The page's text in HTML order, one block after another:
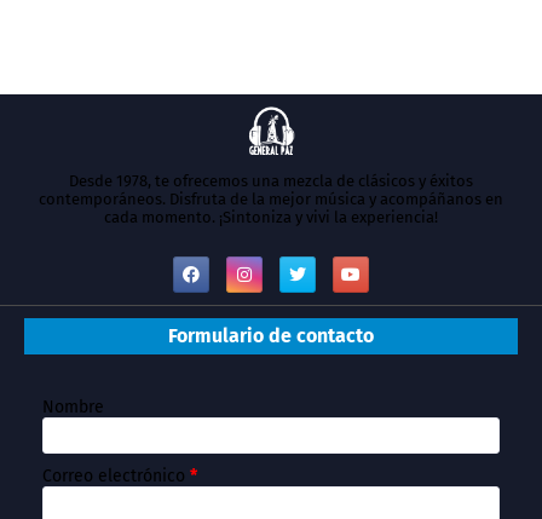
Desde 1978, te ofrecemos una mezcla de clásicos y éxitos
contemporáneos. Disfruta de la mejor música y acompáñanos en
cada momento. ¡Sintoniza y vivi la experiencia!
Formulario de contacto
Nombre
Correo electrónico *